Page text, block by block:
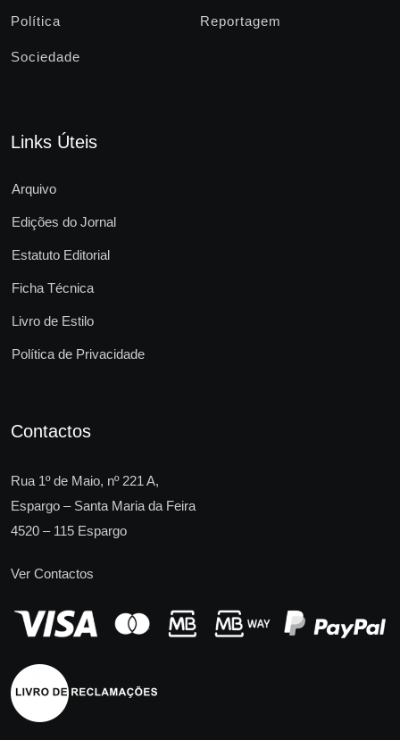
Política Reportagem
Sociedade
Links Úteis
Arquivo
Edições do Jornal
Estatuto Editorial
Ficha Técnica
Livro de Estilo
Política de Privacidade
Contactos
Rua 1º de Maio, nº 221 A,
Espargo – Santa Maria da Feira
4520 – 115 Espargo
Ver Contactos